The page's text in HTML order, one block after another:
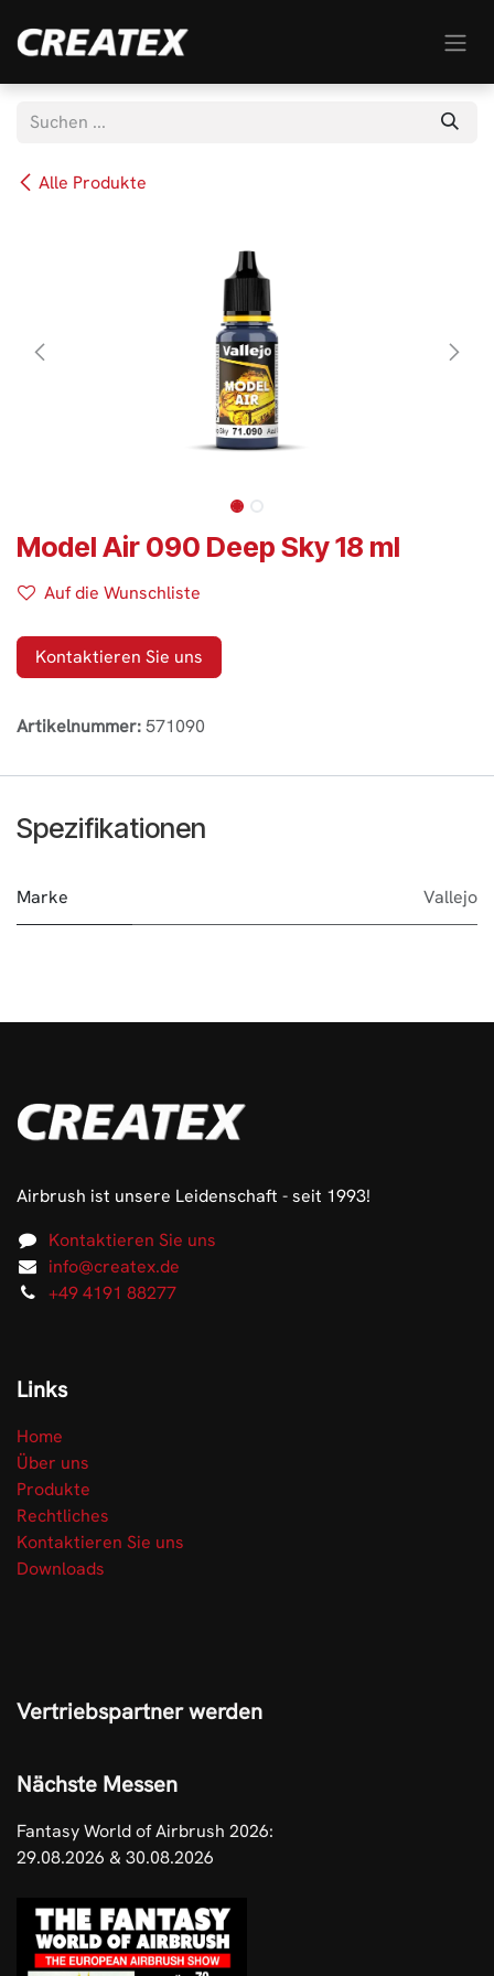
Alle Produkte
Model Air 090 Deep Sky 18 ml
Auf die Wunschliste
Kontaktieren Sie uns
Artikelnummer:571090
Spezifikationen
Marke Vallejo
Airbrush ist unsere Leidenschaft - seit 1993!
Kontaktieren Sie uns
info@createx.de
+49 4191 88277
Links
Home
Über uns
Produkte
Rechtliches
Kontaktieren Sie uns
Downloads
Vertriebspartner werden
Nächste Messen
Fantasy World of Airbrush 2026:
29.08.2026 & 30.08.2026